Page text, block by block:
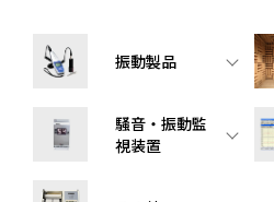
振動製品
騒音・振動監
視装置